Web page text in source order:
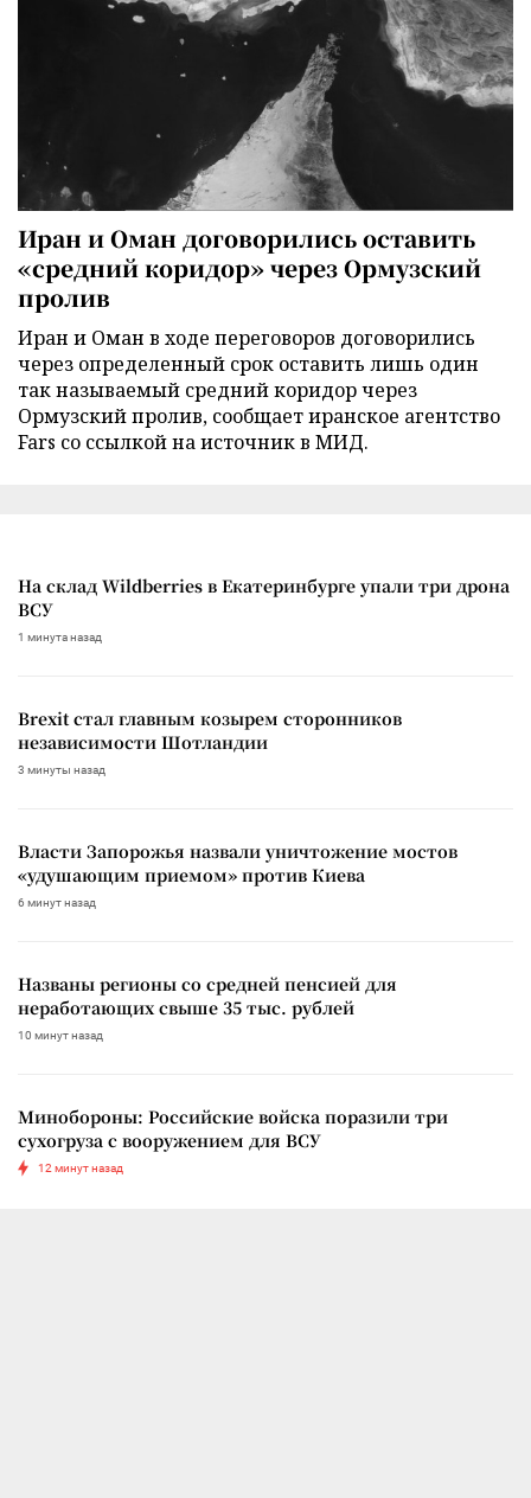
Иран и Оман договорились оставить
«средний коридор» через Ормузский
пролив
Иран и Оман в ходе переговоров договорились
через определенный срок оставить лишь один
так называемый средний коридор через
Ормузский пролив, сообщает иранское агентство
Fars со ссылкой на источник в МИД.
На склад Wildberries в Екатеринбурге упали три дрона
ВСУ
1 минута назад
Brexit стал главным козырем сторонников
независимости Шотландии
3 минуты назад
Власти Запорожья назвали уничтожение мостов
«удушающим приемом» против Киева
6 минут назад
Названы регионы со средней пенсией для
неработающих свыше 35 тыс. рублей
10 минут назад
Минобороны: Российские войска поразили три
сухогруза с вооружением для ВСУ
12 минут назад